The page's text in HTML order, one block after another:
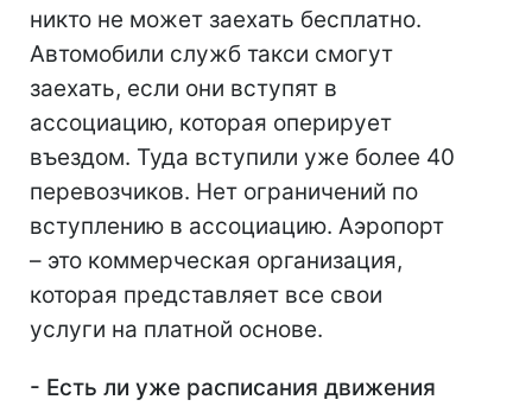
никто не может заехать бесплатно.
Автомобили служб такси смогут
заехать, если они вступят в
ассоциацию, которая оперирует
въездом. Туда вступили уже более 40
перевозчиков. Нет ограничений по
вступлению в ассоциацию. Аэропорт
– это коммерческая организация,
которая представляет все свои
услуги на платной основе.
- Есть ли уже расписания движения